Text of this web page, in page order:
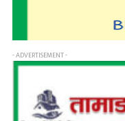
- ADVERTISEMENT -